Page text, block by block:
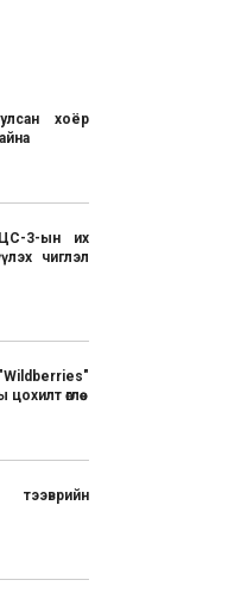
хоёр
3-ын их
чиглэл
өглөө